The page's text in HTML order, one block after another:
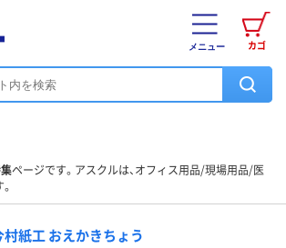
カゴ
メニュー
ページです。アスクルは、オフィス用品/現場用品/医
村紙工 おえかきちょう